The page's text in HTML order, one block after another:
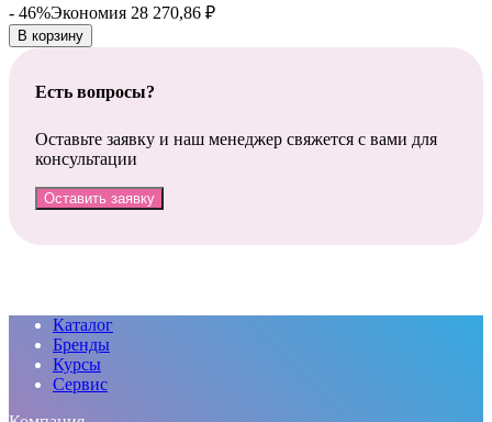
- 46%Экономия 28 270,86 ₽
В корзину
Есть вопросы?
Оставьте заявку и наш менеджер свяжется с вами для
консультации
Оставить заявку
Каталог
Бренды
Курсы
Сервис